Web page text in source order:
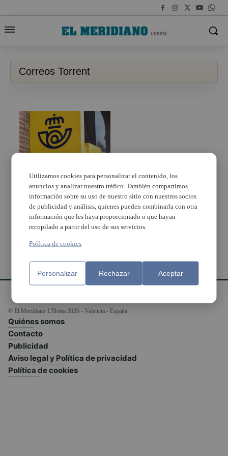
Correos Torrent
Correos abre su oficina
de Torrent en horario
de tardes
© El Meridiano L'Horta 2026 - Valencia - España
Quiénes somos
Contacto
Publicidad
Aviso legal y Política de privacidad
Política de cookies
Utilizamos cookies para personalizar el contenido, los
anuncios y analizar nuestro tráfico. También compartimos
información sobre su uso de nuestro sitio con nuestros socios
de publicidad y análisis, quienes pueden combinarla con otra
información que les haya proporcionado o que hayan
recopilado a partir del uso de sus servicios.
Política de cookies
Personalizar Rechazar Aceptar